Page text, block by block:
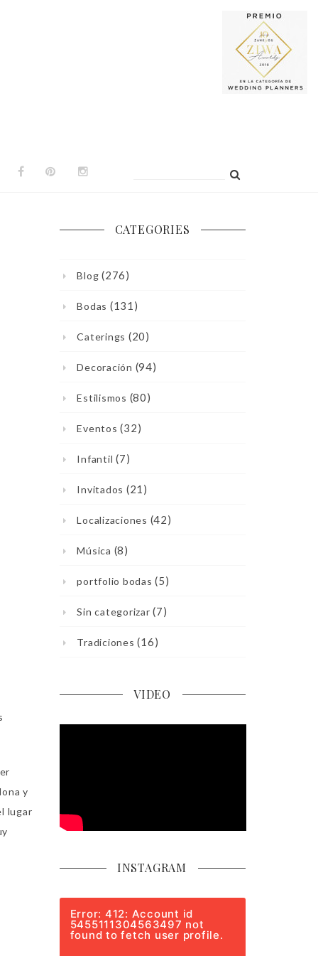
y
lugar
CATEGORIES
Blog (276)
Bodas (131)
Caterings (20)
Decoración (94)
Estilismos (80)
Eventos (32)
Infantil (7)
Invitados (21)
Localizaciones (42)
Música (8)
portfolio bodas (5)
Sin categorizar (7)
Tradiciones (16)
VIDEO
INSTAGRAM
Error: 412: Account id
5455111304563497 not
found to fetch user profile.